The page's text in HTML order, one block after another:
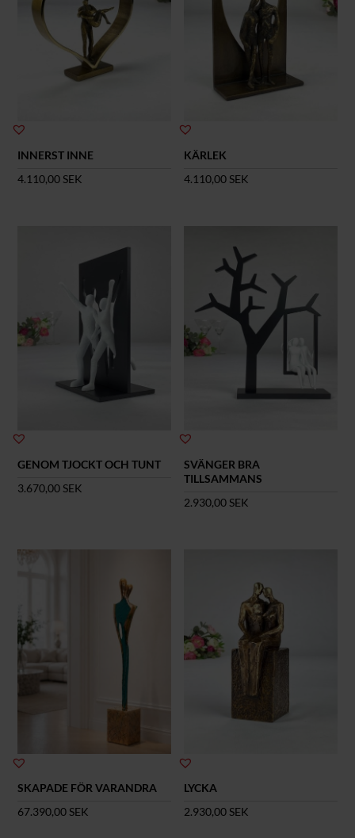
INNERST INNE
4.110,00 SEK
KÄRLEK
4.110,00 SEK
GENOM TJOCKT OCH TUNT
3.670,00 SEK
SVÄNGER BRA
TILLSAMMANS
2.930,00 SEK
SKAPADE FÖR VARANDRA
67.390,00 SEK
LYCKA
2.930,00 SEK